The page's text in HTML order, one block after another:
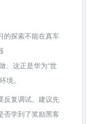
的探索不能在真车
。这正是华为“世
境。
反复调试。建议先
否学到了奖励黑客